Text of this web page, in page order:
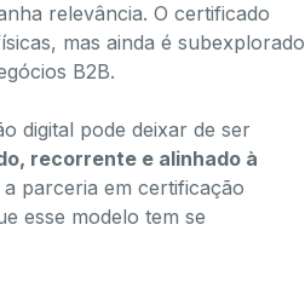
relevância. O certificado
mas ainda é subexplorado
B2B.
digital pode deixar de ser
recorrente e alinhado à
parceria em certificação
esse modelo tem se